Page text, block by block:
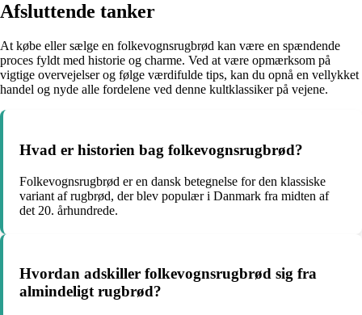
Afsluttende tanker
At købe eller sælge en folkevognsrugbrød kan være en spændende
proces fyldt med historie og charme. Ved at være opmærksom på
vigtige overvejelser og følge værdifulde tips, kan du opnå en vellykket
handel og nyde alle fordelene ved denne kultklassiker på vejene.
Hvad er historien bag folkevognsrugbrød?
Folkevognsrugbrød er en dansk betegnelse for den klassiske
variant af rugbrød, der blev populær i Danmark fra midten af
det 20. århundrede.
Hvordan adskiller folkevognsrugbrød sig fra
almindeligt rugbrød?